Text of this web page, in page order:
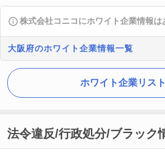
株式会社コニコにホワイト企業情報は
大阪府のホワイト企業情報一覧
ホワイト企業リス
法令違反/行政処分/ブラック